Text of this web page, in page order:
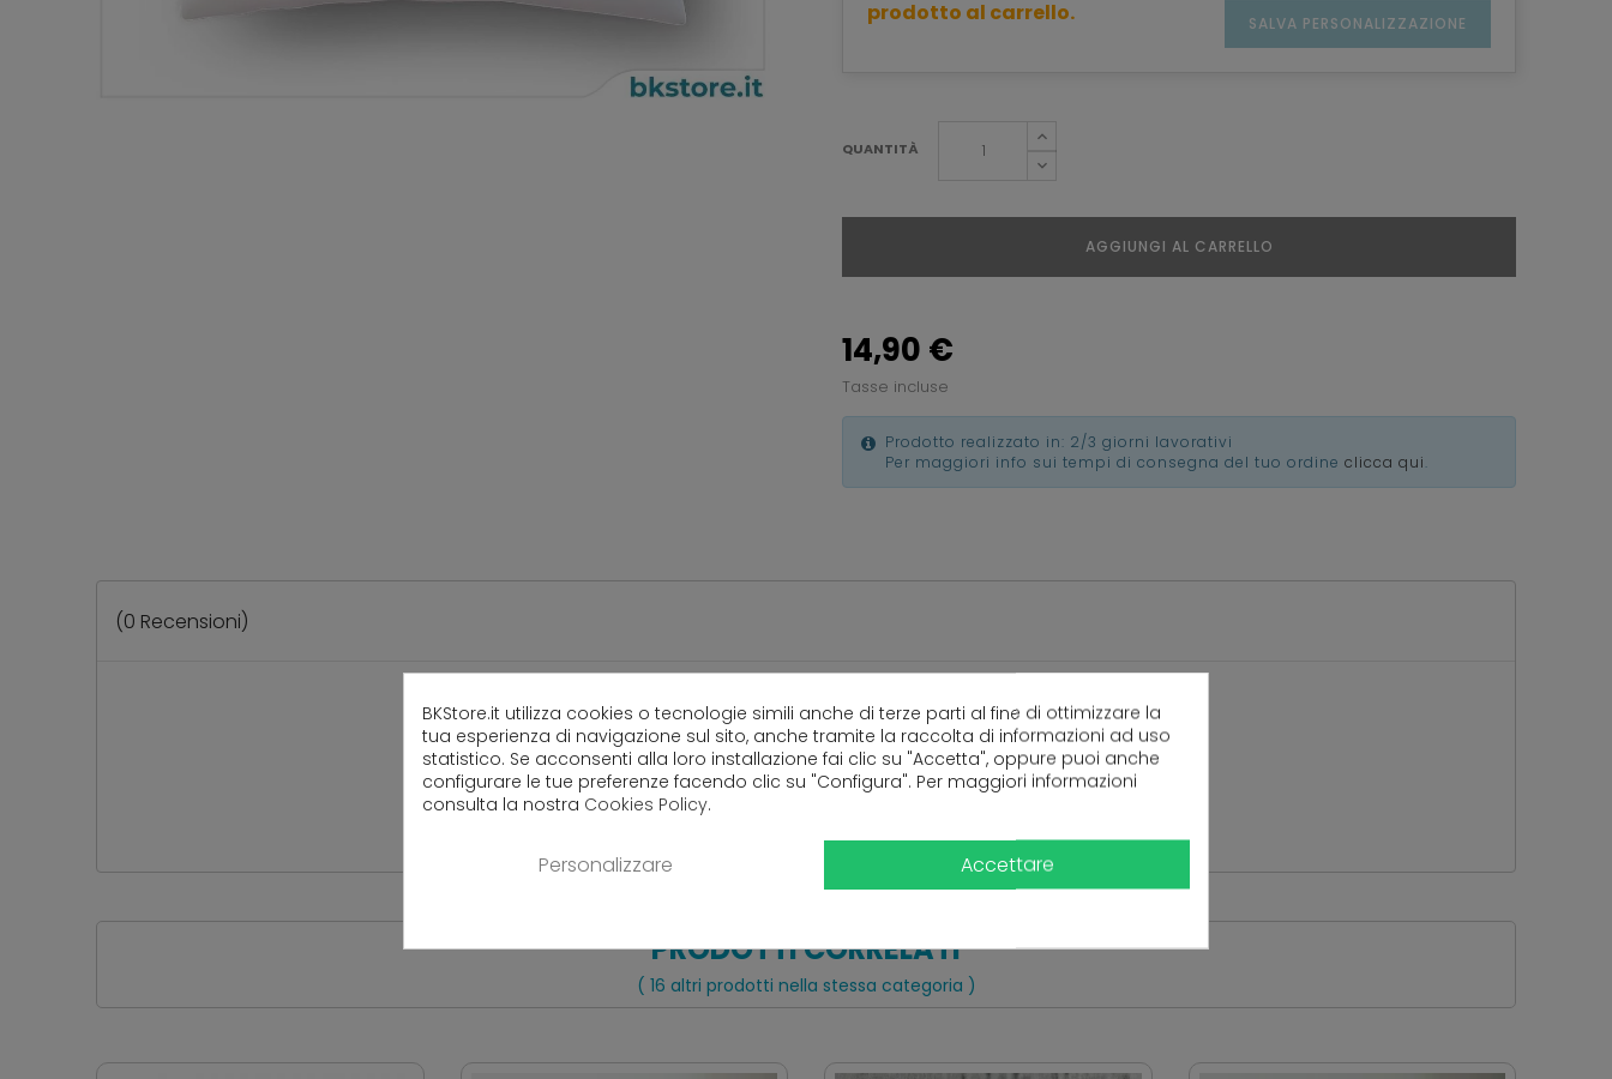
prodotto al carrello.
SALVA PERSONALIZZAZIONE
QUANTITÀ
AGGIUNGI AL CARRELLO
14,90 €
Tasse incluse
Prodotto realizzato in: 2/3 giorni lavorativi
Per maggiori info sui tempi di consegna del tuo ordine clicca qui.
(0 Recensioni)
Ancora nessuna recensione da parte degli utenti.
PRODOTTI CORRELATI
( 16 altri prodotti nella stessa categoria )
BKStore.it utilizza cookies o tecnologie simili anche di terze parti al fine di ottimizzare la
tua esperienza di navigazione sul sito, anche tramite la raccolta di informazioni ad uso
statistico. Se acconsenti alla loro installazione fai clic su "Accetta", oppure puoi anche
configurare le tue preferenze facendo clic su "Configura". Per maggiori informazioni
consulta la nostra Cookies Policy.
Accettare
Personalizzare